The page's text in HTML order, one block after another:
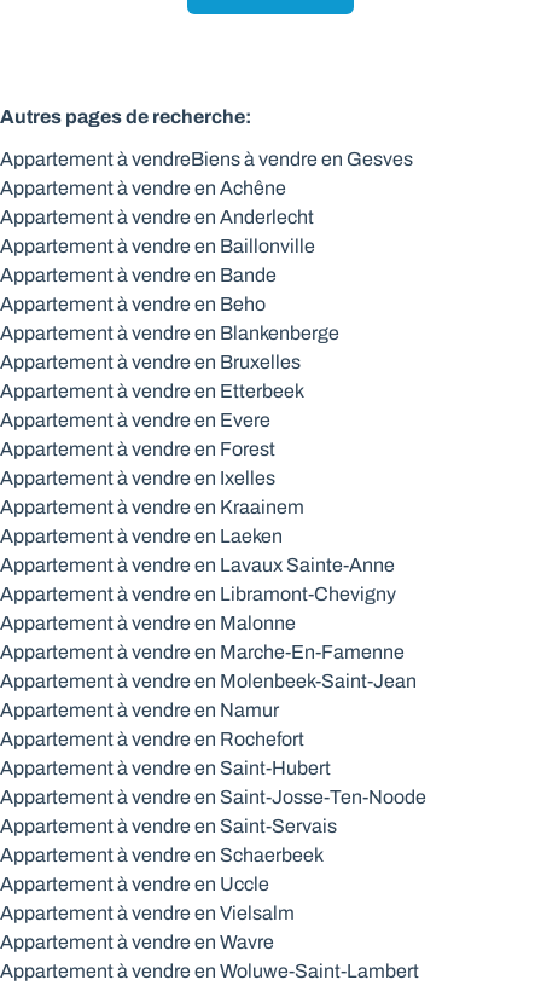
Autres pages de recherche:
Appartement à vendreBiens à vendre en Gesves
Appartement à vendre en Achêne
Appartement à vendre en Anderlecht
Appartement à vendre en Baillonville
Appartement à vendre en Bande
Appartement à vendre en Beho
Appartement à vendre en Blankenberge
Appartement à vendre en Bruxelles
Appartement à vendre en Etterbeek
Appartement à vendre en Evere
Appartement à vendre en Forest
Appartement à vendre en Ixelles
Appartement à vendre en Kraainem
Appartement à vendre en Laeken
Appartement à vendre en Lavaux Sainte-Anne
Appartement à vendre en Libramont-Chevigny
Appartement à vendre en Malonne
Appartement à vendre en Marche-En-Famenne
Appartement à vendre en Molenbeek-Saint-Jean
Appartement à vendre en Namur
Appartement à vendre en Rochefort
Appartement à vendre en Saint-Hubert
Appartement à vendre en Saint-Josse-Ten-Noode
Appartement à vendre en Saint-Servais
Appartement à vendre en Schaerbeek
Appartement à vendre en Uccle
Appartement à vendre en Vielsalm
Appartement à vendre en Wavre
Appartement à vendre en Woluwe-Saint-Lambert